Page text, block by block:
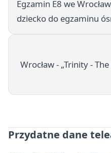
Egzamin E8 we
dziecko do egzaminu
Wrocław - „Trinity -
Przydatne dane